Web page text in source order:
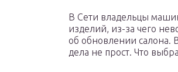
В Сети владельцы
изделий, из-за чего
об обновлении салона.
дела не прост. Что